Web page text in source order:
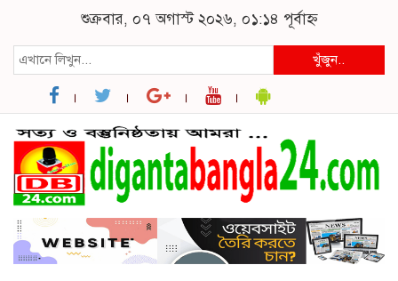
শুক্রবার, ০৭ অগাস্ট ২০২৬, ০১:১৪ পূর্বাহ্ন
খুঁজুন..